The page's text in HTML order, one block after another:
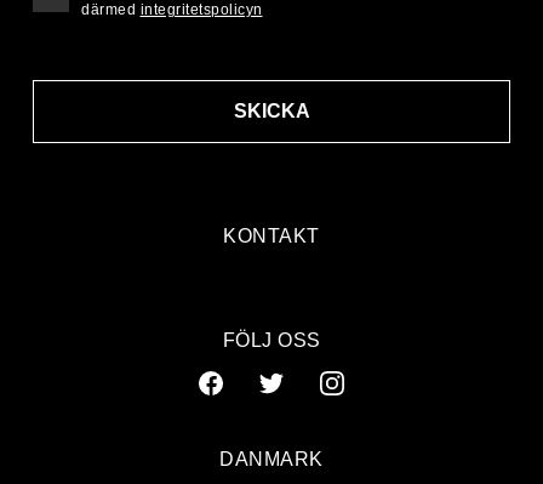
KONTAKT
SKICKA
därmed integritetspolicyn
FÖLJ OSS
DANMARK